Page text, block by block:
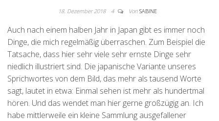
18. Dezember 2018 4 Von SABINE
Auch nach einem halben Jahr in Japan gibt es immer noch
Dinge, die mich regelmäßig überraschen. Zum Beispiel die
Tatsache, dass hier sehr viele sehr ernste Dinge sehr
niedlich illustriert sind. Die japanische Variante unseres
Sprichwortes von dem Bild, das mehr als tausend Worte
sagt, lautet in etwa: Einmal sehen ist mehr als hundertmal
hören. Und das wendet man hier gerne großzügig an. Ich
habe mittlerweile ein kleine Sammlung ausgefallener